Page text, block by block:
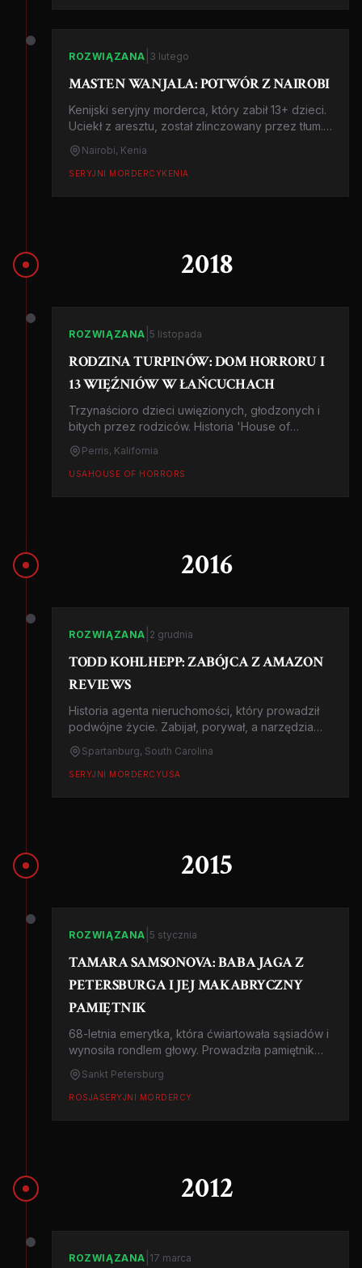
ROZWIĄZANA 3 lutego
MASTEN WANJALA: POTWÓR Z NAIROBI
Kenijski seryjny morderca, który zabił 13+ dzieci.
Uciekł z aresztu, został zlinczowany przez tłum.
Kenia, 2019-2021.
Nairobi, Kenia
SERYJNI MORDERCYKENIA
2018
ROZWIĄZANA 5 listopada
RODZINA TURPINÓW: DOM HORRORU I
13 WIĘŹNIÓW W ŁAŃCUCHACH
Trzynaścioro dzieci uwięzionych, głodzonych i
bitych przez rodziców. Historia 'House of
Horrors' w Kalifornii i niezwykłej ucieczki Jordan
Turpin.
Perris, Kalifornia
USA HOUSE OF HORRORS
2016
ROZWIĄZANA 2 grudnia
TODD KOHLHEPP: ZABÓJCA Z AMAZON
REVIEWS
Historia agenta nieruchomości, który prowadził
podwójne życie. Zabijał, porywał, a narzędzia
zbrodni recenzował na Amazonie.
Spartanburg, South Carolina
SERYJNI MORDERCYUSA
2015
ROZWIĄZANA 5 stycznia
TAMARA SAMSONOVA: BABA JAGA Z
PETERSBURGA I JEJ MAKABRYCZNY
PAMIĘTNIK
68-letnia emerytka, która ćwiartowała sąsiadów i
wynosiła rondlem głowy. Prowadziła pamiętnik
zbrodni w trzech językach. Kamery nagrały, jak
beztrosko nosi części ciał.
Sankt Petersburg
ROSJA SERYJNI MORDERCY
2012
ROZWIĄZANA 17 marca